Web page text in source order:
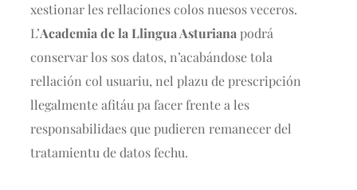
xestionar les rellaciones colos nuesos veceros.
L’Academia de la Llingua Asturiana podrá
conservar los sos datos, n’acabándose tola
rellación col usuariu, nel plazu de prescripción
llegalmente afitáu pa facer frente a les
responsabilidaes que pudieren remanecer del
tratamientu de datos fechu.